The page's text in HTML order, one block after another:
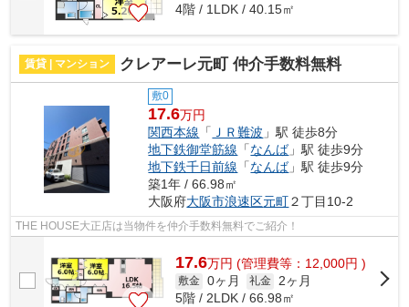
4階 / 1LDK / 40.15㎡
賃貸 | マンション クレアーレ元町 仲介手数料無料
敷0
17.6万円
関西本線 「 ＪＲ難波 」駅 徒歩8分
地下鉄御堂筋線 「なんば」駅 徒歩9分
地下鉄千日前線 「なんば」駅 徒歩9分
築1年 / 66.98㎡
大阪府大阪市浪速区元町２丁目10-2
THE HOUSE大正店は当物件を仲介手数料無料でご紹介！
17.6万円 (管理費等：12,000円 )
敷金 0ヶ月 礼金 2ヶ月
5階 / 2LDK / 66.98㎡